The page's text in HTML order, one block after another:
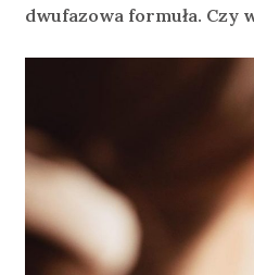
dwufazowa formuła. Czy